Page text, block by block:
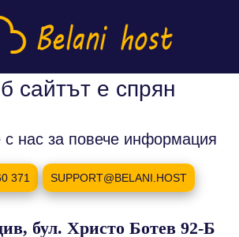
сайтът е спрян
с нас за повече информация
371 SUPPORT@BELANI.HOST
бул. Христо Ботев 92-Б